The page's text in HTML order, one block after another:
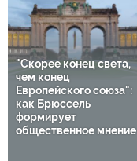
"Скорее конец света,
чем конец
Европейского союза":
как Брюссель
формирует
общественное мнение